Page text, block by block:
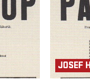
JOSEF